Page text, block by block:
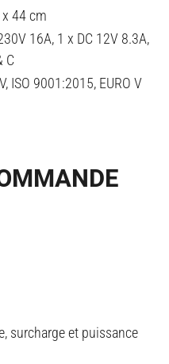
44 cm
16A, 1 x DC 12V 8.3A,
C
ISO 9001:2015, EURO V
surcharge et puissance